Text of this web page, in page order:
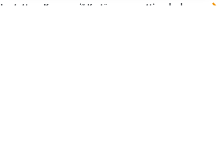
Luotettava Kumppani® Kestävyysraportti -palvelu